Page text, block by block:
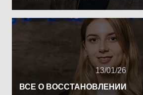
13/01/26
ВСЕ О ВОССТАНОВЛЕНИИ